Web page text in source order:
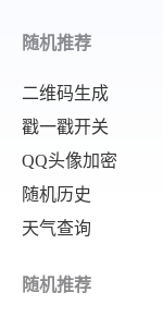
随机推荐
二维码生成
戳一戳开关
QQ头像加密
随机历史
天气查询
随机推荐